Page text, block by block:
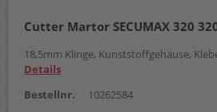
Cutter Martor SECUMAX 320
18,5mm Klinge, Kunststoffgehäuse,
Details
Bestellnr.
10262584